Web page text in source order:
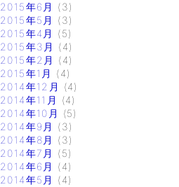
2015年6月
(3)
2015年5月
(3)
2015年4月
(5)
2015年3月
(4)
2015年2月
(4)
2015年1月
(4)
2014年12月
(4)
2014年11月
(4)
2014年10月
(5)
2014年9月
(3)
2014年8月
(3)
2014年7月
(5)
2014年6月
(4)
2014年5月
(4)